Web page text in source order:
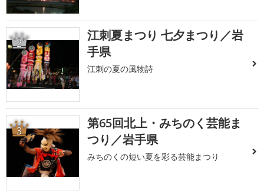
2
江刺夏まつり 七夕まつり／岩
手県
江刺の夏の風物詩
3
第65回北上・みちのく芸能ま
つり／岩手県
みちのくの短い夏を彩る芸能まつり